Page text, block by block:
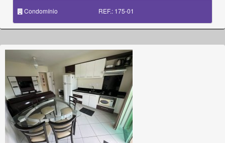
Condomínio REF.: 175-01